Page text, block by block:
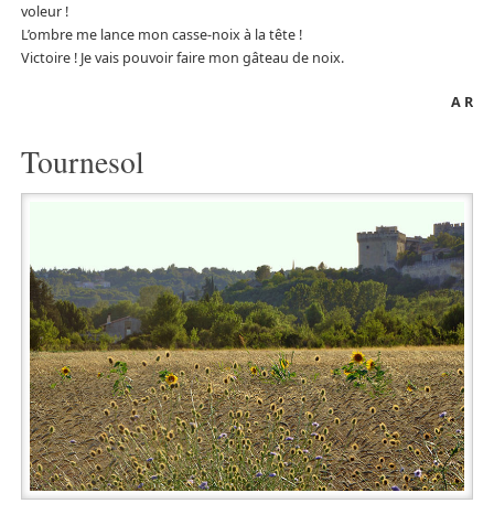
voleur !
L’ombre me lance mon casse-noix à la tête !
Victoire ! Je vais pouvoir faire mon gâteau de noix.
A R
Tournesol